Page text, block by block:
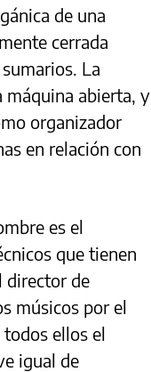
de una
cerrada
La
máquina abierta, y
organizador
en relación con
es el
que tienen
director de
músicos por el
ellos el
igual de